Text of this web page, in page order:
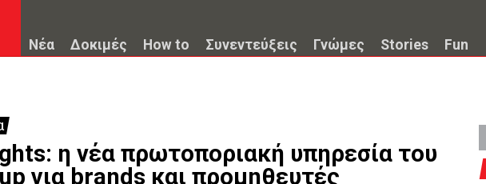
Νέα Δοκιμές How to Συνεντεύξεις Γνώμες Stories Fun
η νέα πρωτοποριακή υπηρεσία του
για brands και προμηθευτές